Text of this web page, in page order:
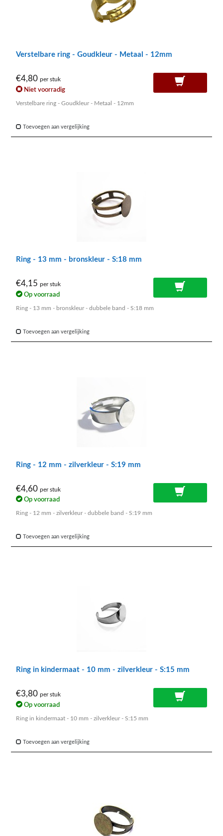
Verstelbare ring - Goudkleur - Metaal - 12mm
€4,80 per stuk
Niet voorradig
Verstelbare ring - Goudkleur - Metaal - 12mm
Toevoegen aan vergelijking
Ring - 13 mm - bronskleur - S:18 mm
€4,15 per stuk
Op voorraad
Ring - 13 mm - bronskleur - dubbele band - S:18 mm
Toevoegen aan vergelijking
Ring - 12 mm - zilverkleur - S:19 mm
€4,60 per stuk
Op voorraad
Ring - 12 mm - zilverkleur - dubbele band - S:19 mm
Toevoegen aan vergelijking
Ring in kindermaat - 10 mm - zilverkleur - S:15 mm
€3,80 per stuk
Op voorraad
Ring in kindermaat - 10 mm - zilverkleur - S:15 mm
Toevoegen aan vergelijking